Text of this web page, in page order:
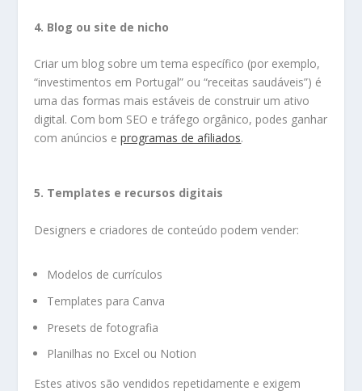
4. Blog ou site de nicho
Criar um blog sobre um tema específico (por exemplo,
“investimentos em Portugal” ou “receitas saudáveis”) é
uma das formas mais estáveis de construir um ativo
digital. Com bom SEO e tráfego orgânico, podes ganhar
com anúncios eprogramas de afiliados.
5. Templates e recursos digitais
Designers e criadores de conteúdo podem vender:
Modelos de currículos
Templates para Canva
Presets de fotografia
Planilhas no Excel ou Notion
Estes ativos são vendidos repetidamente e exigem